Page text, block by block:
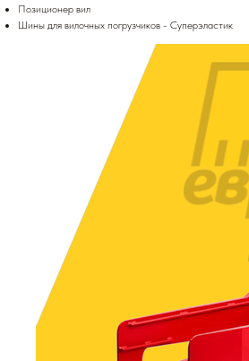
Позиционер вил
Шины для вилочных погрузчиков - Суперэластик